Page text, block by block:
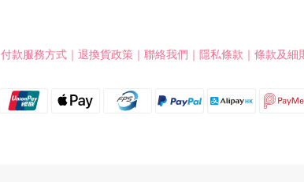
付款服務方式 ｜ 退換貨政策 ｜ 聯絡我們 ｜ 隱私條款 ｜ 條款及細